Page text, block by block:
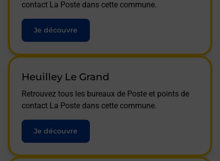
contact La Poste dans cette commune.
Je découvre
Heuilley Le Grand
Retrouvez tous les bureaux de Poste et points de
contact La Poste dans cette commune.
Je découvre